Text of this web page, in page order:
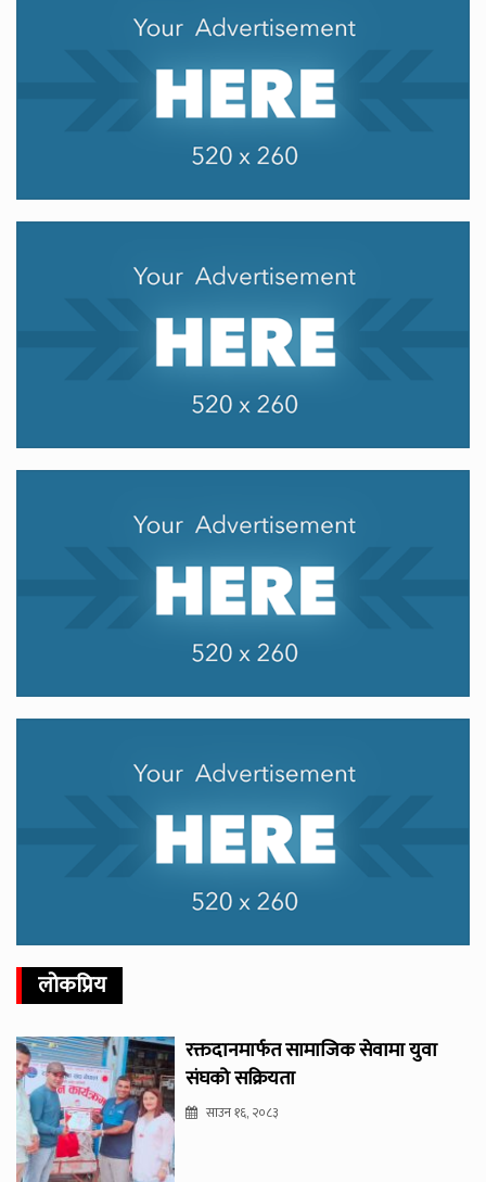
लोकप्रिय
रक्तदानमार्फत सामाजिक सेवामा युवा
संघको सक्रियता
साउन १६, २०८३